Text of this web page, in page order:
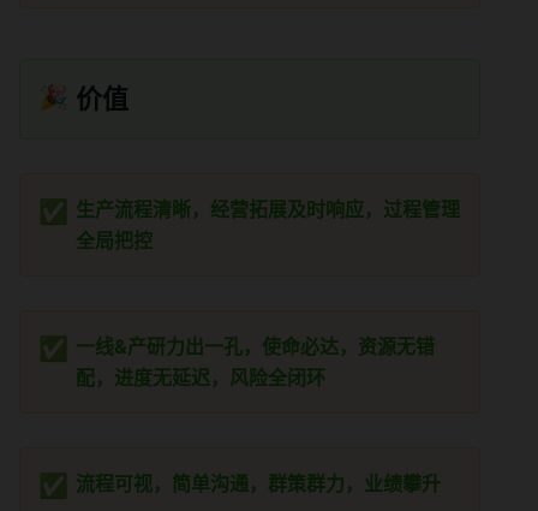
🎉 价值
✅ 生产流程清晰，经营拓展及时响应，过程管理
全局把控
✅ 一线&产研力出一孔，使命必达，资源无错
配，进度无延迟，风险全闭环
✅ 流程可视，简单沟通，群策群力，业绩攀升